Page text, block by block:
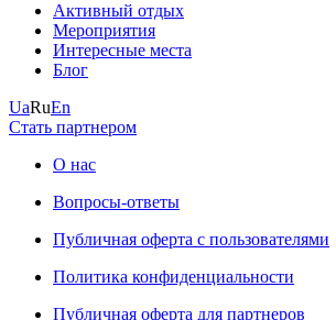
Активный отдых
Мероприятия
Интересные места
Блог
UaRuEn
Стать партнером
О нас
Вопросы-ответы
Публичная оферта с пользователями
Политика конфиденциальности
Публичная оферта для партнеров